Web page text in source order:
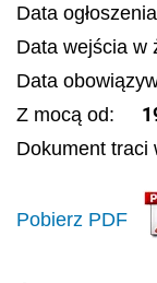
Data
Data wejścia w
Data
Z mocą od:
Dokument traci
Pobierz PDF